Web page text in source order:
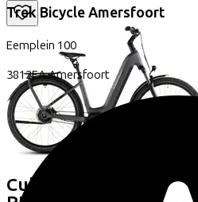
Trek Bicycle Amersfoort
Eemplein 100
3812EAAmersfoort
Cube
KATHMANDU